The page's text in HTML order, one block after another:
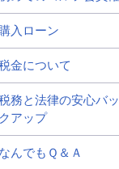
購入ローン
金について
務と法律の安心バッ
クアップ
なんでもＱ＆Ａ